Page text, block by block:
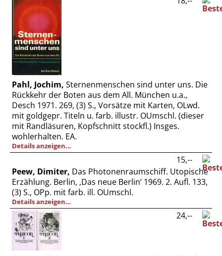
Pahl, Jochim, Sternenmenschen sind unter uns. Die
Rückkehr der Boten aus dem All. München u.a.,
Desch 1971. 269, (3) S., Vorsätze mit Karten, OLwd.
mit goldgepr. Titeln u. farb. illustr. OUmschl. (dieser
mit Randläsuren, Kopfschnitt stockfl.) Insges.
wohlerhalten. EA.
Details anzeigen…
Peew, Dimiter, Das Photonenraumschiff. Utopische
Erzählung. Berlin, ‚Das neue Berlin‘ 1969. 2. Aufl. 133,
(3) S., OPp. mit farb. ill. OUmschl.
Details anzeigen…
15,--
24,--